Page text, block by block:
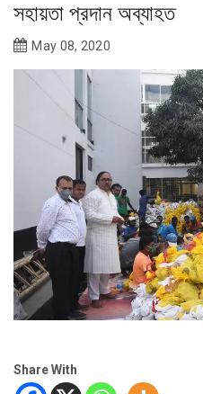
সহায়তা প্রদান অব্যাহত
May 08, 2020
Share With